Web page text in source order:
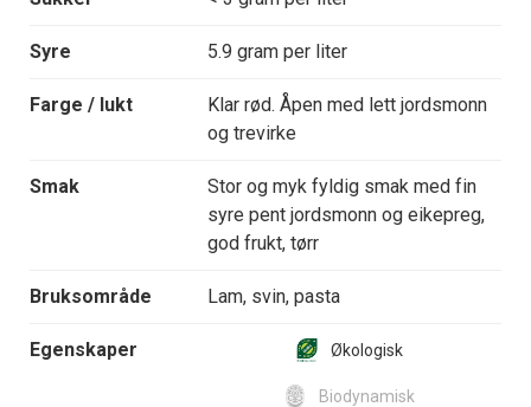
Syre 5.9 gram per liter
Farge / lukt
Klar rød. Åpen med lett jordsmonn
og trevirke
Smak
Stor og myk fyldig smak med fin
syre pent jordsmonn og eikepreg,
god frukt, tørr
Bruksområde Lam, svin, pasta
Egenskaper Økologisk
Biodynamisk